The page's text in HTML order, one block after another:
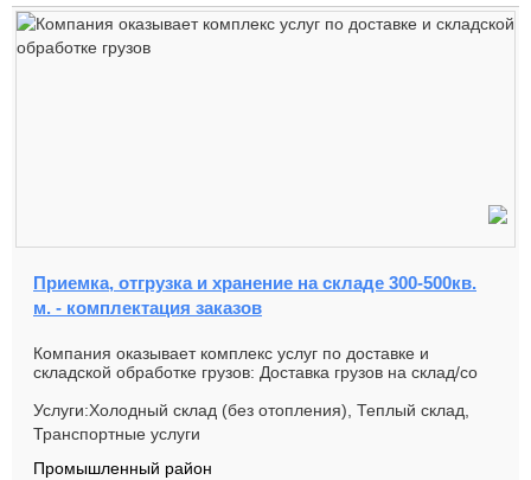
Приемка, отгрузка и хранение на складе 300-500кв.
м. - комплектация заказов
Компания оказывает комплекс услуг по доставке и
складской обработке грузов: Доставка грузов на склад/со
Услуги:Холодный склад (без отопления), Теплый склад,
Транспортные услуги
Промышленный район